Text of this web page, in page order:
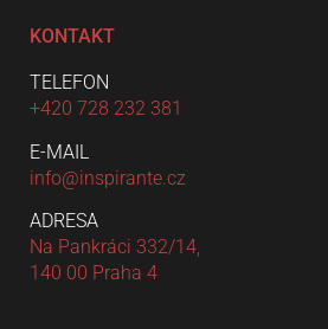
KONTAKT
TELEFON
+420 728 232 381
E-MAIL
info@inspirante.cz
ADRESA
Na Pankráci 332/14,
140 00 Praha 4